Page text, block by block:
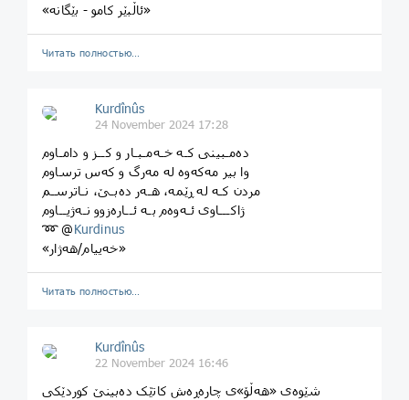
«ئاڵبێر کامو - بێگانە»
Читать полностью…
Kurdînûs
24 November 2024 17:28
دەمـبینی کـە خـەمـبـار و کــز و دامـاوم
وا بیر مەکەوە لە مەرگ و کەس ترساوم
مردن کـە لە ڕێمە، هـەر دەبـێ، نـاترسـم
ژاکـــاوی ئـەوەم بـە ئــارەزوو نـەژیــاوم
➿ @Kurdinus
«خەییام/هەژار»
Читать полностью…
Kurdînûs
22 November 2024 16:46
شێوەی «هەڵۆ»ی چارەڕەش کاتێک دەبینێ کوردێکی